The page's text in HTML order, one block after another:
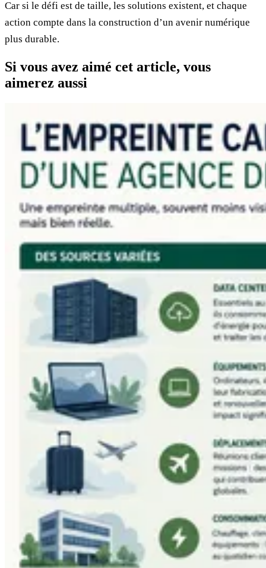
Car si le défi est de taille, les solutions existent, et chaque
action compte dans la construction d’un avenir numérique
plus durable.
Si vous avez aimé cet article, vous
aimerez aussi